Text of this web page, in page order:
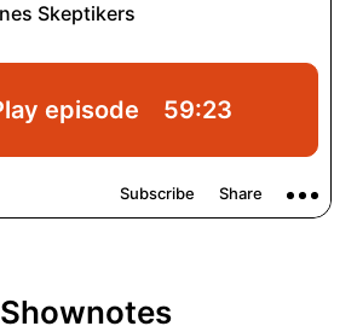
Shownotes